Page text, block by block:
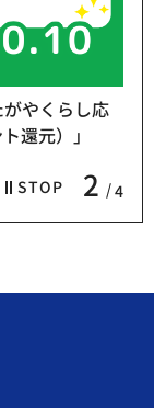
STOP 2 4
やくらし応
還元）」